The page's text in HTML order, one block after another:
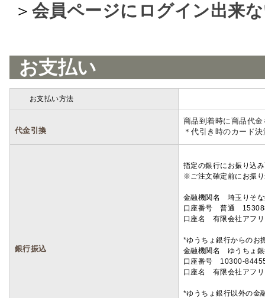
＞ 会員ページにログイン出来
お支払い
お支払い方法
代金引換
商品到着時に商品代
＊代引き時のカード
銀行振込
指定の銀行にお振り込
※ご注文確定前にお振
金融機関名 埼玉りそ
口座番号 普通
口座名 有限会社アフ
*ゆうちょ銀行からのお
金融機関名 ゆうちょ
口座番号 10300-
口座名 有限会社アフ
*ゆうちょ銀行以外の金